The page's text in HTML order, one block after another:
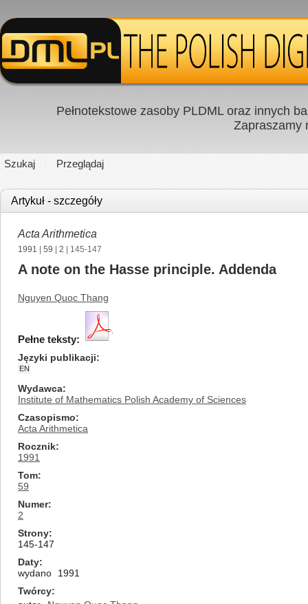
Pełnotekstowe zasoby PLDML oraz innych
Zapraszamy
Szukaj Przeglądaj
Artykuł - szczegóły
Acta Arithmetica
1991 59 2 | 145-147
A note on the Hasse principle. Addenda
Nguyen Quoc Thang
Pełne teksty:
Języki publikacji
EN
Wydawca
Institute of Mathematics Polish Academy of Sciences
Czasopismo
Acta Arithmetica
Rocznik
1991
Tom
59
Numer
2
Strony
145-147
Daty
wydano
1991
Twórcy